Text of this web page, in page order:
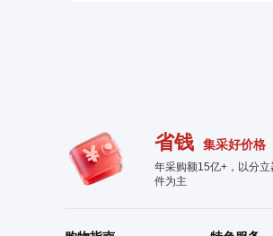
省钱 集采好价格
年采购额15亿+，以分
件为主